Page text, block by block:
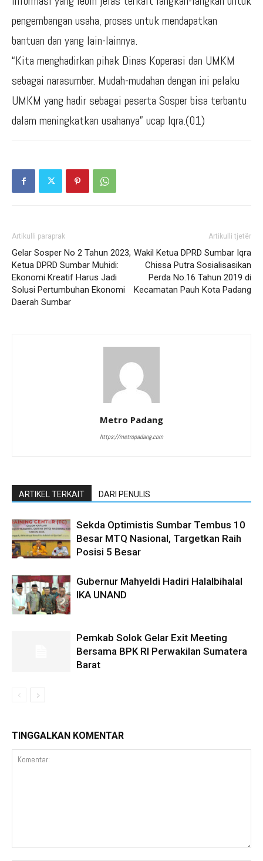
pengembangan usaha, proses untuk mendapatkan
bantuan dan yang lain-lainnya.
“Kita menghadirkan pihak Dinas Koperasi dan UMKM
sebagai narasumber. Mudah-mudahan dengan ini pelaku
UMKM yang hadir sebagai peserta Sosper bisa terbantu
dalam meningkatkan usahanya” ucap Iqra.(01)
Artikulli paraprak
Gelar Sosper No 2 Tahun 2023,
Ketua DPRD Sumbar Muhidi:
Ekonomi Kreatif Harus Jadi
Solusi Pertumbuhan Ekonomi
Daerah Sumbar
Artikulli tjetër
Wakil Ketua DPRD Sumbar Iqra
Chissa Putra Sosialisasikan
Perda No.16 Tahun 2019 di
Kecamatan Pauh Kota Padang
Metro Padang
https://metropadang.com
ARTIKEL TERKAIT DARI PENULIS
Sekda Optimistis Sumbar Tembus 10
Besar MTQ Nasional, Targetkan Raih
Posisi 5 Besar
Gubernur Mahyeldi Hadiri Halalbihalal
IKA UNAND
Pemkab Solok Gelar Exit Meeting
Bersama BPK RI Perwakilan Sumatera
Barat
TINGGALKAN KOMENTAR